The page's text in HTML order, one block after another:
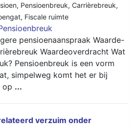
, Pensioenbreuk, Carrièrebreuk,
, Fiscale ruimte
pensioenaanspraak Waarde-
Waardeoverdracht Wat
Pensioenbreuk is een vorm
simpelweg komt het er bij
op ...
verzuim onder